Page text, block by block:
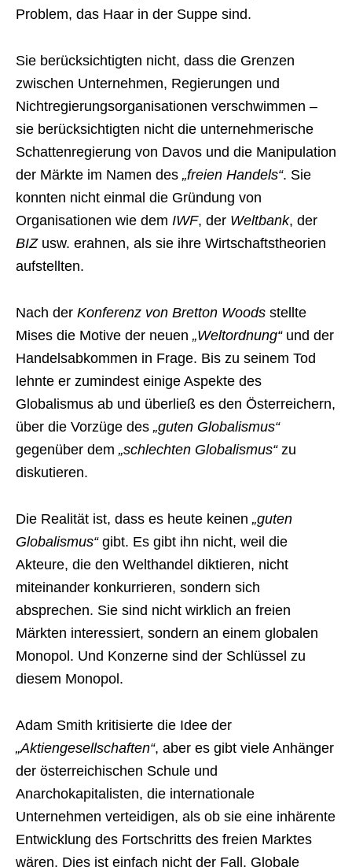
Problem, das Haar in der Suppe sind.
Sie berücksichtigten nicht, dass die Grenzen
zwischen Unternehmen, Regierungen und
Nichtregierungsorganisationen verschwimmen –
sie berücksichtigten nicht die unternehmerische
Schattenregierung von Davos und die Manipulation
der Märkte im Namen des „freien Handels“. Sie
konnten nicht einmal die Gründung von
Organisationen wie dem IWF, der Weltbank, der
BIZusw. erahnen, als sie ihre Wirtschaftstheorien
aufstellten.
Nach der Konferenz von Bretton Woods stellte
Mises die Motive der neuen „Weltordnung“und der
Handelsabkommen in Frage. Bis zu seinem Tod
lehnte er zumindest einige Aspekte des
Globalismus ab und überließ es den Österreichern,
über die Vorzüge des „guten Globalismus“
gegenüber dem „schlechten Globalismus“zu
diskutieren.
Die Realität ist, dass es heute keinen „guten
Globalismus“gibt. Es gibt ihn nicht, weil die
Akteure, die den Welthandel diktieren, nicht
miteinander konkurrieren, sondern sich
absprechen. Sie sind nicht wirklich an freien
Märkten interessiert, sondern an einem globalen
Monopol. Und Konzerne sind der Schlüssel zu
diesem Monopol.
Adam Smith kritisierte die Idee der
„Aktiengesellschaften“, aber es gibt viele Anhänger
der österreichischen Schule und
Anarchokapitalisten, die internationale
Unternehmen verteidigen, als ob sie eine inhärente
Entwicklung des Fortschritts des freien Marktes
wären. Dies ist einfach nicht der Fall. Globale